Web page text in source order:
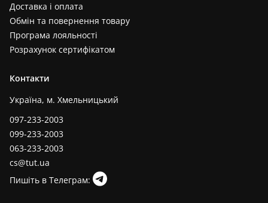
Доставка і оплата
Обмін та повернення товару
Програма лояльності
Розрахунок сертифікатом
Контакти
Україна, м. Хмельницький
097-233-2003
099-233-2003
063-233-2003
cs@tut.ua
Пишіть в Телеграм: